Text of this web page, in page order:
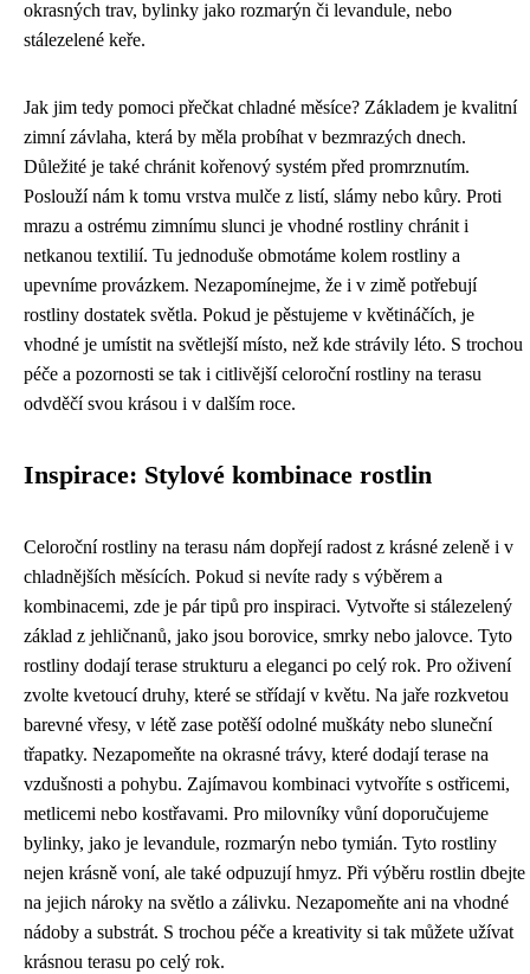
okrasných trav, bylinky jako rozmarýn či levandule, nebo
stálezelené keře.
Jak jim tedy pomoci přečkat chladné měsíce? Základem je kvalitní
zimní závlaha, která by měla probíhat v bezmrazých dnech.
Důležité je také chránit kořenový systém před promrznutím.
Poslouží nám k tomu vrstva mulče z listí, slámy nebo kůry. Proti
mrazu a ostrému zimnímu slunci je vhodné rostliny chránit i
netkanou textilií. Tu jednoduše obmotáme kolem rostliny a
upevníme provázkem. Nezapomínejme, že i v zimě potřebují
rostliny dostatek světla. Pokud je pěstujeme v květináčích, je
vhodné je umístit na světlejší místo, než kde strávily léto. S trochou
péče a pozornosti se tak i citlivější celoroční rostliny na terasu
odvděčí svou krásou i v dalším roce.
Inspirace: Stylové kombinace rostlin
Celoroční rostliny na terasu nám dopřejí radost z krásné zeleně i v
chladnějších měsících. Pokud si nevíte rady s výběrem a
kombinacemi, zde je pár tipů pro inspiraci. Vytvořte si stálezelený
základ z jehličnanů, jako jsou borovice, smrky nebo jalovce. Tyto
rostliny dodají terase strukturu a eleganci po celý rok. Pro oživení
zvolte kvetoucí druhy, které se střídají v květu. Na jaře rozkvetou
barevné vřesy, v létě zase potěší odolné muškáty nebo sluneční
třapatky. Nezapomeňte na okrasné trávy, které dodají terase na
vzdušnosti a pohybu. Zajímavou kombinaci vytvoříte s ostřicemi,
metlicemi nebo kostřavami. Pro milovníky vůní doporučujeme
bylinky, jako je levandule, rozmarýn nebo tymián. Tyto rostliny
nejen krásně voní, ale také odpuzují hmyz. Při výběru rostlin dbejte
na jejich nároky na světlo a zálivku. Nezapomeňte ani na vhodné
nádoby a substrát. S trochou péče a kreativity si tak můžete užívat
krásnou terasu po celý rok.